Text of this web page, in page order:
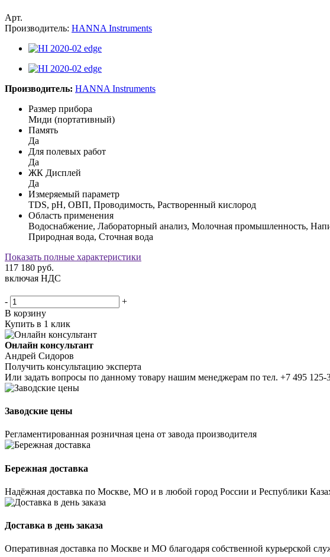
Арт.
Производитель: HANNA Instruments
Производитель: HANNA Instruments
Размер прибора
Миди (портативный)
Память
Да
Для полевых работ
Да
ЖК Дисплей
Да
Измеряемый параметр
TDS, pH, ОВП, Проводимость, Растворенный кислород
Область применения
Водоснабжение, Лабораторный анализ, Молочная промышленность,
Природная вода, Сточная вода
Показать полные характеристики
117 180 руб.
включая НДС
-
+
В корзину
Купить в 1 клик
Онлайн консультант
Андрей Сидоров
Получить консультацию эксперта
Или задать вопросы по данному товару нашим менеджерам по тел. +7 495 125-
Заводские цены
Регламентированная розничная цена от завода производителя
Бережная доставка
Надёжная доставка по Москве, МО и в любой город России и Республики
Доставка в день заказа
Оперативная доставка по Москве и МО благодаря собственной курьерской